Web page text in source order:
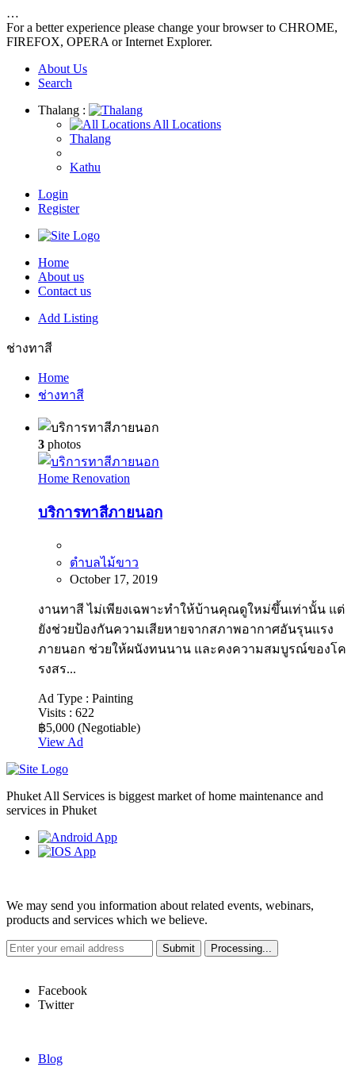
…
For a better experience please change your browser to CHROME,
FIREFOX, OPERA or Internet Explorer.
About Us
Search
Thalang :
All Locations
Thalang
Kathu
Login
Register
Home
About us
Contact us
Add Listing
ช่างทาสี
Home
ช่างทาสี
3 photos
Home Renovation
บริการทาสีภายนอก
ตำบลไม้ขาว
October 17, 2019
งานทาสี ไม่เพียงเฉพาะทำให้บ้านคุณดูใหม่ขึ้นเท่านั้น แต่
ยังช่วยป้องกันความเสียหายจากสภาพอากาศอันรุนแรง
ภายนอก ช่วยให้ผนังทนนาน และคงความสมบูรณ์ของโค
รงสร...
Ad Type : Painting
Visits : 622
฿5,000 (Negotiable)
View Ad
Phuket All Services is biggest market of home maintenance and
services in Phuket
We may send you information about related events, webinars,
products and services which we believe.
Facebook
Twitter
Blog